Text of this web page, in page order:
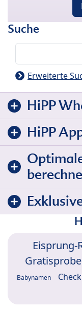
Suche
Erweiterte
HiPP
HiPP
Eisprung-
Babynamen